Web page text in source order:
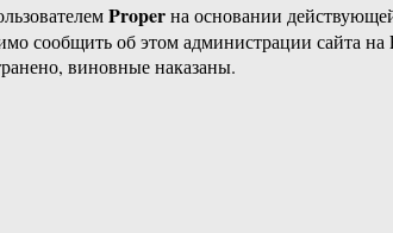
Properна основании
сообщить об этом администрации сайта
виновные наказаны.